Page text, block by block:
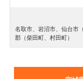
名取市、岩沼市、仙台市
郡（柴田町、村田町）